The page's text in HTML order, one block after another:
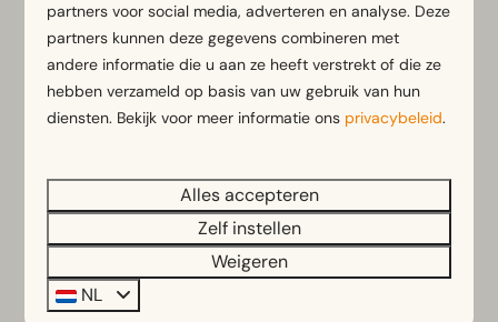
het tijd voor het gezelligste feestje van de
week. De muziek gaat aan en de lichten gaan
branden voor de kinderdisco, waar de kleintjes
lekker onbezorgd kunnen dansen en swingen
op hun favoriete liedjes.
🎁Vrijdag | Kleurplaat & een Yuki-cadeautje
Voordat de koffers weer worden ingepakt,
sluiten we deze leuke vakantie feestelijk af.
Hebben de kinderen de kleurplaat prachtig
ingekleurd? Lever de Yuki-kleurplaat vandaag
partners voor social media, adverteren en analyse. Deze
partners kunnen deze gegevens combineren met
andere informatie die u aan ze heeft verstrekt of die ze
hebben verzameld op basis van uw gebruik van hun
diensten. Bekijk voor meer informatie ons privacybeleid.
Alles accepteren
Zelf instellen
Weigeren
NL